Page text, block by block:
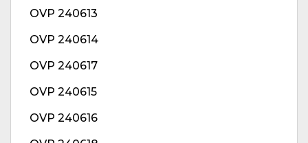
OVP 240613
OVP 240614
OVP 240617
OVP 240615
OVP 240616